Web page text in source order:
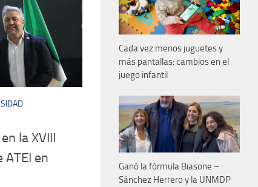
la XVIII
ATEI en
Cada vez menos juguetes y
más pantallas: cambios en el
juego infantil
Ganó la fórmula Biasone –
Sánchez Herrero y la UNMDP